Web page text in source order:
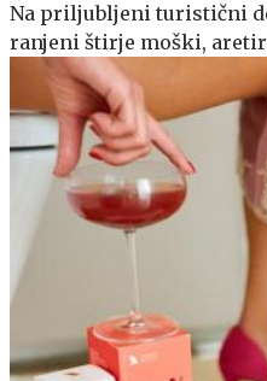
Na priljubljeni turistični
ranjeni štirje moški,